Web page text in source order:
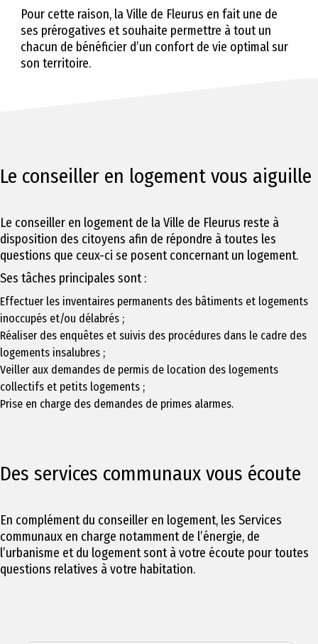
Pour cette raison, la Ville de Fleurus en fait une de
ses prérogatives et souhaite permettre à tout un
chacun de bénéficier d’un confort de vie optimal sur
son territoire.
Le conseiller en logement vous aiguille
Le conseiller en logement de la Ville de Fleurus reste à
disposition des citoyens afin de répondre à toutes les
questions que ceux-ci se posent concernant un logement.
Ses tâches principales sont :
Effectuer les inventaires permanents des bâtiments et logements
inoccupés et/ou délabrés ;
Réaliser des enquêtes et suivis des procédures dans le cadre des
logements insalubres ;
Veiller aux demandes de permis de location des logements
collectifs et petits logements ;
Prise en charge des demandes de primes alarmes.
Des services communaux vous écoute
En complément du conseiller en logement, les Services
communaux en charge notamment de l’énergie, de
l’urbanisme et du logement sont à votre écoute pour toutes
questions relatives à votre habitation.